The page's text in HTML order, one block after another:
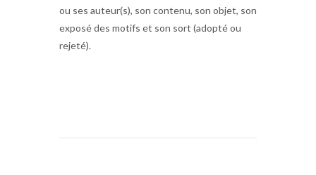
ou ses auteur(s), son contenu, son objet, son
exposé des motifs et son sort (adopté ou
rejeté).